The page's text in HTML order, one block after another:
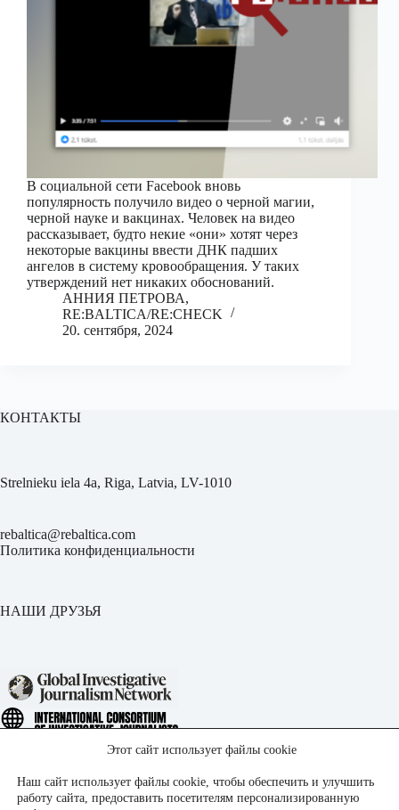
В социальной сети Facebook вновь
популярность получило видео о черной магии,
черной науке и вакцинах. Человек на видео
рассказывает, будто некие «они» хотят через
некоторые вакцины ввести ДНК падших
ангелов в систему кровообращения. У таких
утверждений нет никаких обоснований.
АННИЯ ПЕТРОВА,
RE:BALTICA/RE:CHECK
20. сентября, 2024
КОНТАКТЫ
Strelnieku iela 4a, Riga, Latvia, LV-1010
rebaltica@rebaltica.com
Политика конфиденциальности
НАШИ ДРУЗЬЯ
Этот сайт использует файлы cookie
Наш сайт использует файлы cookie, чтобы обеспечить и улучшить
работу сайта, предоставить посетителям персонализированную